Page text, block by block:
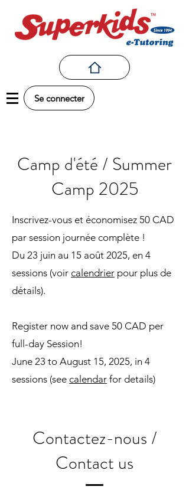
Se connecter
Camp d'été / Summer
Camp 2025
Inscrivez-vous et économisez 50 CAD
par session journée complète !
Du 23 juin au 15 août 2025, en 4
sessions (voir calendrier pour plus de
détails).
Register now and save 50 CAD per
full-day Session!
June 23 to August 15, 2025, in 4
sessions (see calendar for details)
Contactez-nous /
Contact us